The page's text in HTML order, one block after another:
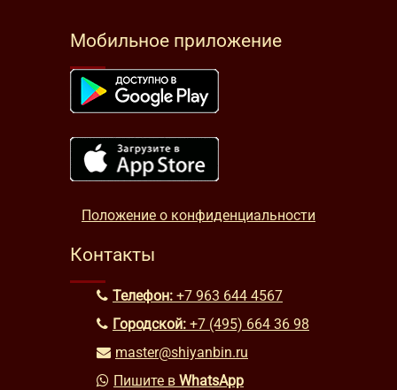
Мобильное приложение
Положение о конфиденциальности
Контакты
Телефон: +7 963 644 4567
Городской: +7 (495) 664 36 98
master@shiyanbin.ru
Пишите в WhatsApp